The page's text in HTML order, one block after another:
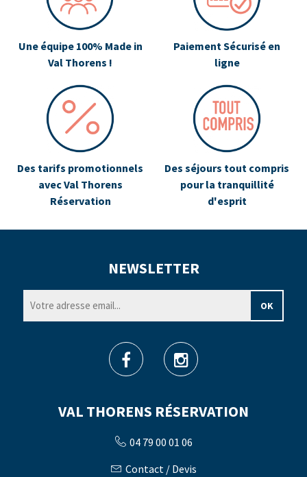
Une équipe 100% Made in
Val Thorens !
Paiement Sécurisé en
ligne
Des tarifs promotionnels
avec Val Thorens
Réservation
Des séjours tout compris
pour la tranquillité
d'esprit
VAL THORENS RÉSERVATION
04 79 00 01 06
Contact / Devis
NEWSLETTER